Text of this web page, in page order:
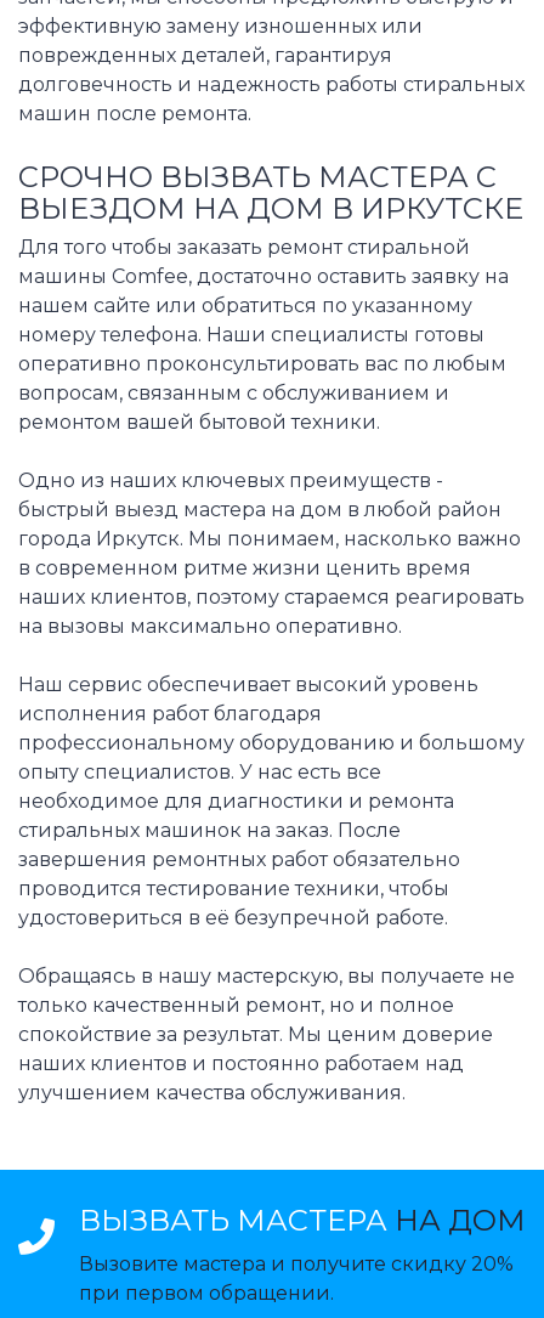
эффективную замену изношенных или
поврежденных деталей, гарантируя
долговечность и надежность работы стиральных
машин после ремонта.
СРОЧНО ВЫЗВАТЬ МАСТЕРА С
ВЫЕЗДОМ НА ДОМ В ИРКУТСКЕ
Для того чтобы заказать ремонт стиральной
машины Comfee, достаточно оставить заявку на
нашем сайте или обратиться по указанному
номеру телефона. Наши специалисты готовы
оперативно проконсультировать вас по любым
вопросам, связанным с обслуживанием и
ремонтом вашей бытовой техники.
Одно из наших ключевых преимуществ -
быстрый выезд мастера на дом в любой район
города Иркутск. Мы понимаем, насколько важно
в современном ритме жизни ценить время
наших клиентов, поэтому стараемся реагировать
на вызовы максимально оперативно.
Наш сервис обеспечивает высокий уровень
исполнения работ благодаря
профессиональному оборудованию и большому
опыту специалистов. У нас есть все
необходимое для диагностики и ремонта
стиральных машинок на заказ. После
завершения ремонтных работ обязательно
проводится тестирование техники, чтобы
удостовериться в её безупречной работе.
Обращаясь в нашу мастерскую, вы получаете не
только качественный ремонт, но и полное
спокойствие за результат. Мы ценим доверие
наших клиентов и постоянно работаем над
улучшением качества обслуживания.
ВЫЗВАТЬ МАСТЕРА НА ДОМ
Вызовите мастера и получите скидку 20%
при первом обращении.